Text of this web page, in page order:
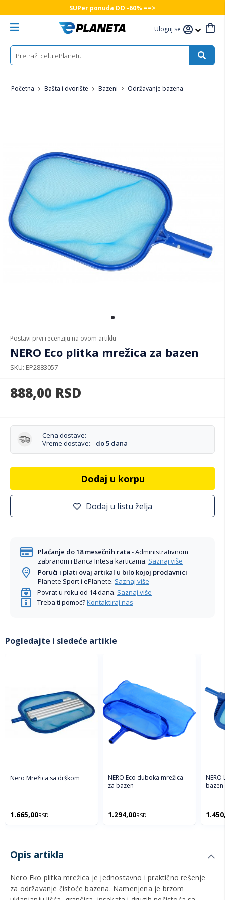
SUPer ponuda DO -60% ==>
Uloguj se
Početna Bašta i dvorište Bazeni Održavanje bazena
Postavi prvi recenziju na ovom artiklu
NERO Eco plitka mrežica za bazen
SKU EP2883057
888,00 RSD
Cena dostave:
Vreme dostave:
do 5 dana
Dodaj u korpu
Dodaj u listu želja
Plaćanje do 18 mesečnih rata - Administrativnom
zabranom i Banca Intesa karticama. Saznaj više
Poruči i plati ovaj artikal u bilo kojoj prodavnici
Planete Sport i ePlanete. Saznaj više
Povrat u roku od 14 dana. Saznaj više
Treba ti pomoć?Kontaktiraj nas
Pogledajte i sledeće artikle
Nero Mrežica sa drškom
1.665,00RSD
NERO Eco duboka mrežica
za bazen
1.294,00RSD
bazen
Opis artikla
Nero Eko plitka mrežica je jednostavno i praktično rešenje
za održavanje čistoće bazena. Namenjena je brzom